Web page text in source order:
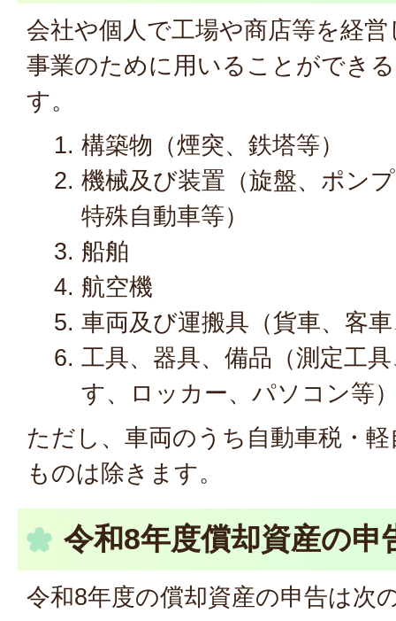
会社や個人で工場や商店等を経
事業のために用いることができ
す。
構築物（煙突、鉄塔等）
機械及び装置（旋盤、ポン
特殊自動車等）
船舶
航空機
車両及び運搬具（貨車、客
工具、器具、備品（測定工
す、ロッカー、パソコン等
ただし、車両のうち自動車税・
ものは除きます。
令和8年度償却資産の申
令和8年度の償却資産の申告は次